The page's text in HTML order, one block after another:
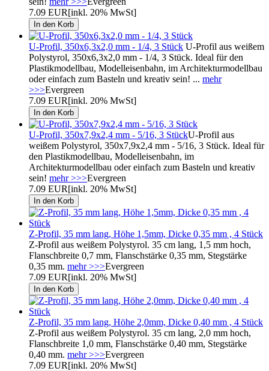
7.09 EUR[inkl. 20% MwSt]
U-Profil, 350x6,3x2,0 mm - 1/4, 3 Stück U-Profil aus weißem
Polystyrol, 350x6,3x2,0 mm - 1/4, 3 Stück. Ideal für den
Plastikmodellbau, Modelleisenbahn, im Architekturmodellbau
oder einfach zum Basteln und kreativ sein! ... mehr
>>>Evergreen
7.09 EUR[inkl. 20% MwSt]
U-Profil, 350x7,9x2,4 mm - 5/16, 3 StückU-Profil aus
weißem Polystyrol, 350x7,9x2,4 mm - 5/16, 3 Stück. Ideal für
den Plastikmodellbau, Modelleisenbahn, im
Architekturmodellbau oder einfach zum Basteln und kreativ
sein! mehr >>>Evergreen
7.09 EUR[inkl. 20% MwSt]
Z-Profil, 35 mm lang, Höhe 1,5mm, Dicke 0,35 mm , 4 Stück
Z-Profil aus weißem Polystyrol. 35 cm lang, 1,5 mm hoch,
Flanschbreite 0,7 mm, Flanschstärke 0,35 mm, Stegstärke
0,35 mm. mehr >>>Evergreen
7.09 EUR[inkl. 20% MwSt]
Z-Profil, 35 mm lang, Höhe 2,0mm, Dicke 0,40 mm , 4 Stück
Z-Profil aus weißem Polystyrol. 35 cm lang, 2,0 mm hoch,
Flanschbreite 1,0 mm, Flanschstärke 0,40 mm, Stegstärke
0,40 mm. mehr >>>Evergreen
7.09 EUR[inkl. 20% MwSt]